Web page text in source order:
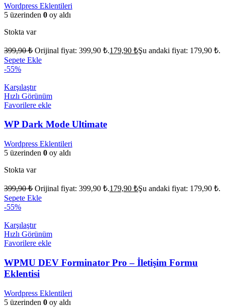
Wordpress Eklentileri
5 üzerinden 0 oy aldı
Stokta var
399,90₺ Orijinal fiyat: 399,90 ₺.179,90 ₺Şu andaki fiyat: 179,90 ₺.
Sepete Ekle
-55%
Karşılaştır
Hızlı Görünüm
Favorilere ekle
WP Dark Mode Ultimate
Wordpress Eklentileri
5 üzerinden 0 oy aldı
Stokta var
399,90₺ Orijinal fiyat: 399,90 ₺.179,90 ₺Şu andaki fiyat: 179,90 ₺.
Sepete Ekle
-55%
Karşılaştır
Hızlı Görünüm
Favorilere ekle
WPMU DEV Forminator Pro – İletişim Formu
Eklentisi
Wordpress Eklentileri
5 üzerinden 0 oy aldı